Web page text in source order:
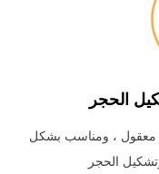
الحجر
معقول ، ومناسب بشكل
الحجر